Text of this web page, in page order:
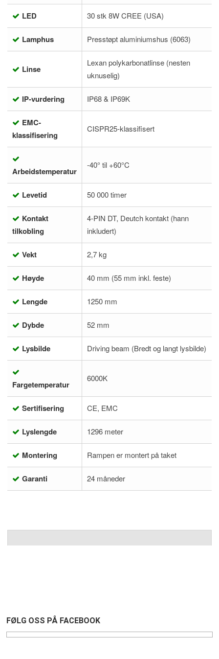
LED 30 stk 8W CREE (USA)
Lamphus Presstøpt aluminiumshus (6063)
Linse
Lexan polykarbonatlinse (nesten
uknuselig)
IP-vurdering IP68 & IP69K
EMC-
klassifisering
CISPR25-klassifisert
Arbeidstemperatur
-40° til +60°C
Levetid 50 000 timer
Kontakt
tilkobling
4-PIN DT, Deutch kontakt (hann
inkludert)
Vekt 2,7 kg
Høyde 40 mm (55 mm inkl. feste)
Lengde 1250 mm
Dybde 52 mm
Lysbilde Driving beam (Bredt og langt lysbilde)
Fargetemperatur
6000K
Sertifisering CE, EMC
Lyslengde 1296 meter
Montering Rampen er montert på taket
Garanti 24 måneder
FØLG OSS PÅ FACEBOOK